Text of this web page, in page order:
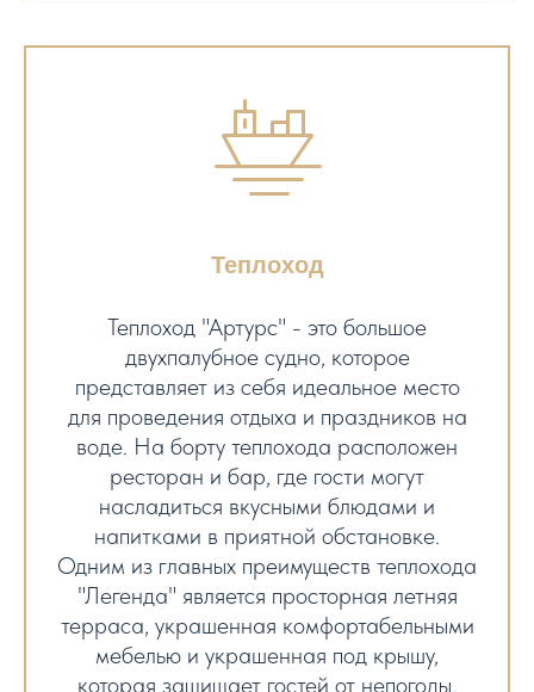
Теплоход
Теплоход "Артурс" - это большое
двухпалубное судно, которое
представляет из себя идеальное место
для проведения отдыха и праздников на
воде. На борту теплохода расположен
ресторан и бар, где гости могут
насладиться вкусными блюдами и
напитками в приятной обстановке.
Одним из главных преимуществ теплохода
"Легенда" является просторная летняя
терраса, украшенная комфортабельными
мебелью и украшенная под крышу,
которая защищает гостей от непогоды.